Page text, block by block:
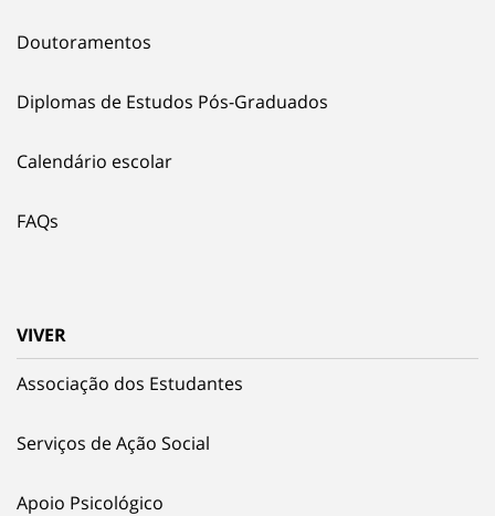
Doutoramentos
Diplomas de Estudos Pós-Graduados
Calendário escolar
FAQs
VIVER
Associação dos Estudantes
Serviços de Ação Social
Apoio Psicológico